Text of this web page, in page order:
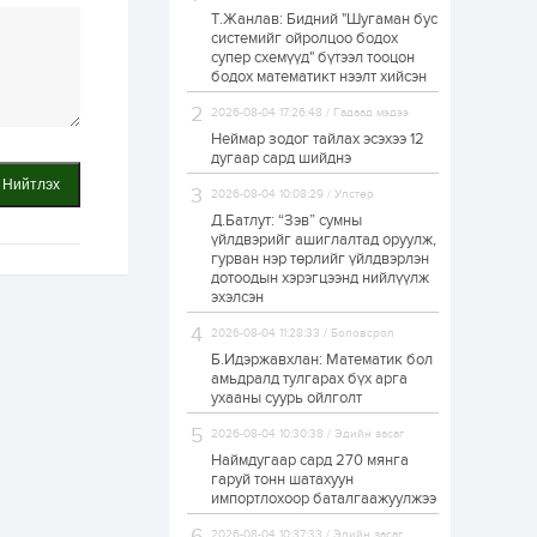
Нийтлэх
ЗГ: Автобензин,
дизель түлшний
онцгой албан
татварыг тэглэлээ
1 өдөр 2
З.Мэндсайхан:
Хүнсний нөөцийг
бэлтгэх агуулах,
зоорь бэлтгэх ААН-
үүдэд хөнгөлөлттэй
зээл олгоно
1 өдөр 1 0
Европ дахь
соёлын наадам
боллоо
1 өдөр 2
Өнгөрсөн сард
металл худалдан
авчээ
1 өдөр 0 0
Т.Жанлав: Бидний "Шугаман бус
системийг ойролцоо бодох
супер схемүүд" бүтээл тооцон
бодох математикт нээлт хийсэн
2026-08-04 17:26:48 / Гадаад мэдээ
Неймар зодог тайлах эсэхээ 12
дугаар сард шийднэ
2026-08-04 10:08:29 / Улстөр
Д.Батлут: “Зэв” сумны
үйлдвэрийг ашиглалтад оруулж,
гурван нэр төрлийг үйлдвэрлэн
дотоодын хэрэгцээнд нийлүүлж
эхэлсэн
2026-08-04 11:28:33 / Боловсрол
Б.Идэржавхлан: Математик бол
амьдралд тулгарах бүх арга
ухааны суурь ойлголт
2026-08-04 10:30:38 / Эдийн засаг
Наймдугаар сард 270 мянга
гаруй тонн шатахуун
импортлохоор баталгаажуулжээ